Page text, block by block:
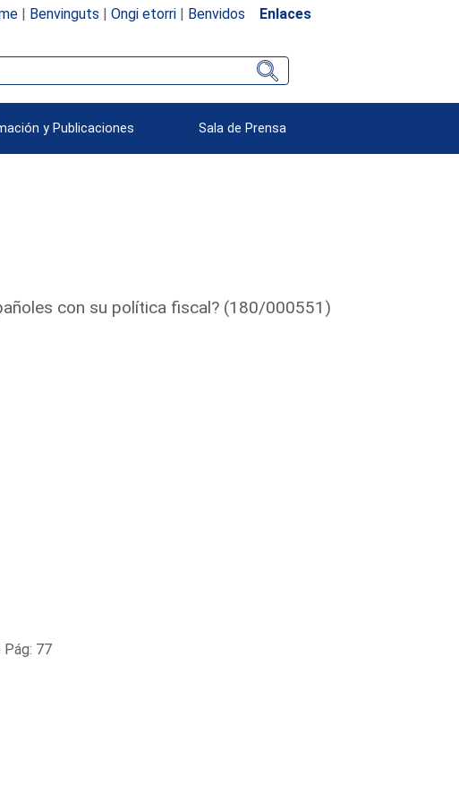
| Benvinguts | Ongi etorri| Benvidos Enlaces
y Publicaciones Sala de Prensa
con su política fiscal? (180/000551)
77